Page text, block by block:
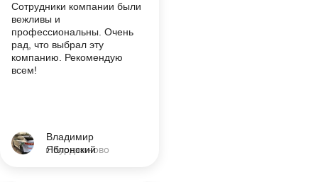
г. Курджиново
Владимир
Яблонский
Сотрудники компании были
вежливы и
профессиональны. Очень
рад, что выбрал эту
компанию. Рекомендую
всем!